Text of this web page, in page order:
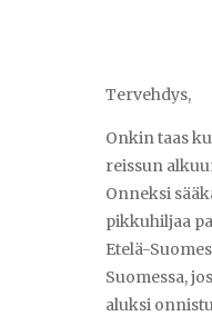
Tervehdys,
Onkin taas
reissun
Onneksi
pikkuhiljaa
Etelä-
Suomessa,
aluksi